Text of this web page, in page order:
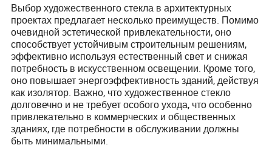
Выбор художественного стекла в архитектурных
проектах предлагает несколько преимуществ. Помимо
очевидной эстетической привлекательности, оно
способствует устойчивым строительным решениям,
эффективно используя естественный свет и снижая
потребность в искусственном освещении. Кроме того,
оно повышает энергоэффективность зданий, действуя
как изолятор. Важно, что художественное стекло
долговечно и не требует особого ухода, что особенно
привлекательно в коммерческих и общественных
зданиях, где потребности в обслуживании должны
быть минимальными.